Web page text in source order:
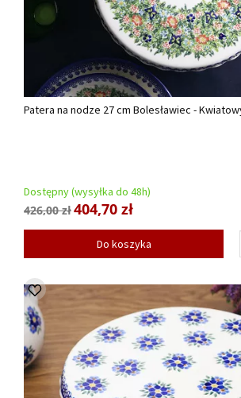
Patera na nodze 27 cm Bolesławiec -
Dostępny (wysyłka do 48h)
426,00 zł404,70 zł
Do koszyka